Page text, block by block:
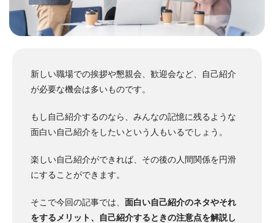
新しい職場での挨拶や懇親会、歓迎会など、自己紹介
が必要な機会は多いものです。
もし自己紹介するのなら、みんなの記憶に残るような
面白い自己紹介をしたいという人もいるでしょう。
楽しい自己紹介ができれば、その後の人間関係を円滑
にすることができます。
そこで今回の記事では、 面白い自己紹介のネタやそれ
をするメリット、自己紹介するときの注意点を解説し